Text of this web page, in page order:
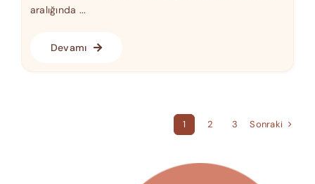
aralığında ...
Devamı
1 2 3 Sonraki